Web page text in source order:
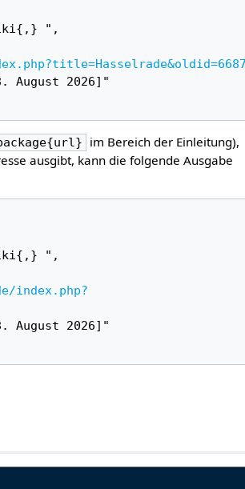
im Bereich der Einleitung),
ausgibt, kann die folgende Ausgabe
index.php?